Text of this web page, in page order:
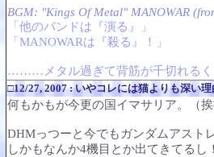
BGM: "Kings Of Metal" MANOWAR
「他のバンドは『演る』」
「MANOWARは『殺る』！」
………メタル過ぎて背筋が千切れるく
□12/27, 2007 : いやコレには猫よりも深い
何もかもが今更の国イマサリア。（
DHMっつーと今でもガンダムアスト
しかもなんか4機目とか出てきてるし